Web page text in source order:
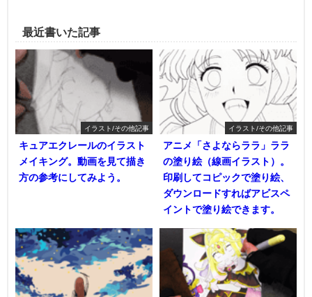
最近書いた記事
イラスト/その他記事
キュアエクレールのイラスト
メイキング。動画を見て描き
方の参考にしてみよう。
イラスト/その他記事
アニメ「さよならララ」ララ
の塗り絵（線画イラスト）。
印刷してコピックで塗り絵、
ダウンロードすればアビスペ
イントで塗り絵できます。